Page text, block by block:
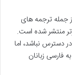
جمله ترجمه های
منتشر شده است.
دسترس نباشد، اما
فارسی زبانان